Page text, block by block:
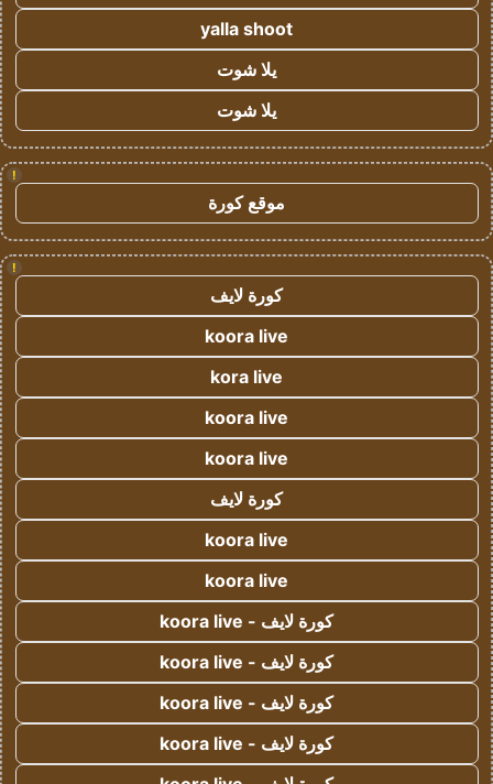
yalla shoot
يلا شوت
يلا شوت
!
موقع كورة
!
كورة لايف
koora live
kora live
koora live
koora live
كورة لايف
koora live
koora live
كورة لايف - koora live
كورة لايف - koora live
كورة لايف - koora live
كورة لايف - koora live